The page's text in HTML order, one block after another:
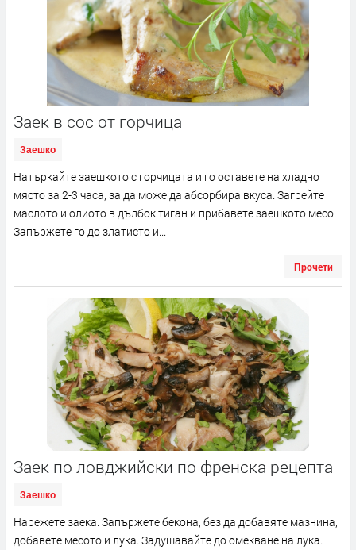
Заек в сос от горчица
Заешко
Натъркайте заешкото с горчицата и го оставете на хладно
място за 2-3 часа, за да може да абсорбира вкуса. Загрейте
маслото и олиото в дълбок тиган и прибавете заешкото месо.
Запържете го до златисто и...
Прочети
Заек по ловджийски по френска рецепта
Заешко
Нарежете заека. Запържете бекона, без да добавяте мазнина,
добавете месото и лука. Задушавайте до омекване на лука.